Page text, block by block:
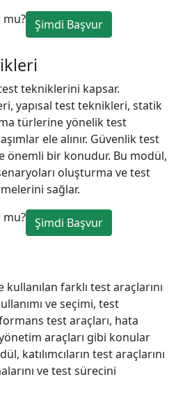
Şimdi Başvur
tekniklerini kapsar.
yapısal test teknikleri, statik
türlerine yönelik test
ele alınır. Güvenlik test
önemli bir konudur. Bu modül,
oluşturma ve test
sağlar.
Şimdi Başvur
farklı test araçlarını
ve seçimi, test
test araçları, hata
araçları gibi konular
katılımcıların test araçlarını
ve test sürecini